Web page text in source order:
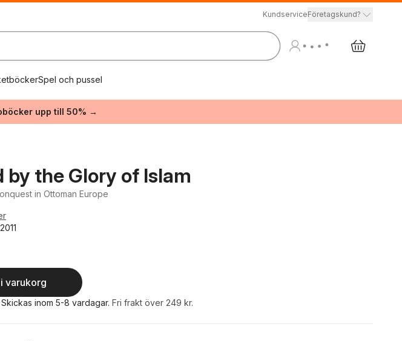
KundserviceFöretagskund?
Spel och pussel
upp till 50% →
by the Glory of Islam
in Ottoman Europe
varukorg
Skickas inom 5-8 vardagar. Fri frakt över 249 kr.